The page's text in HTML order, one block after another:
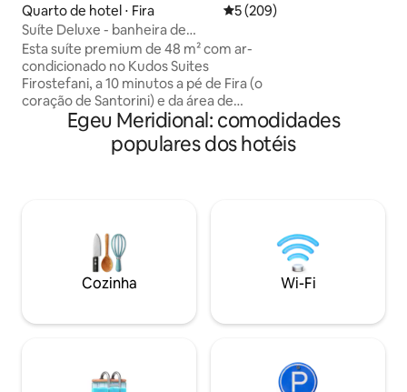
Quarto de hotel ⋅ Fira 5 de uma avaliação média de
5 (209)
Suíte Deluxe - banheira de
hidromassagem privativa ao ar livre e
vista para o mar
Esta suíte premium de 48 m² com ar-
condicionado no Kudos Suites
Firostefani, a 10 minutos a pé de Fira (o
coração de Santorini) e da área de
Caldera, acomoda até 3 hóspedes.
Mergulhe em uma banheira de
hidromassagem privativa 24 horas por
produtos de higiene pessoal. A suíte
oferece guarda-roupa, cafeteira,
geladeira, cofre e smart TV. Desfrute de
café da manhã na suíte, piscina de borda
público gratuito a 15 m de distância —
Egeu Meridional: comodidades
populares dos hotéis
Cozinha Wi-Fi